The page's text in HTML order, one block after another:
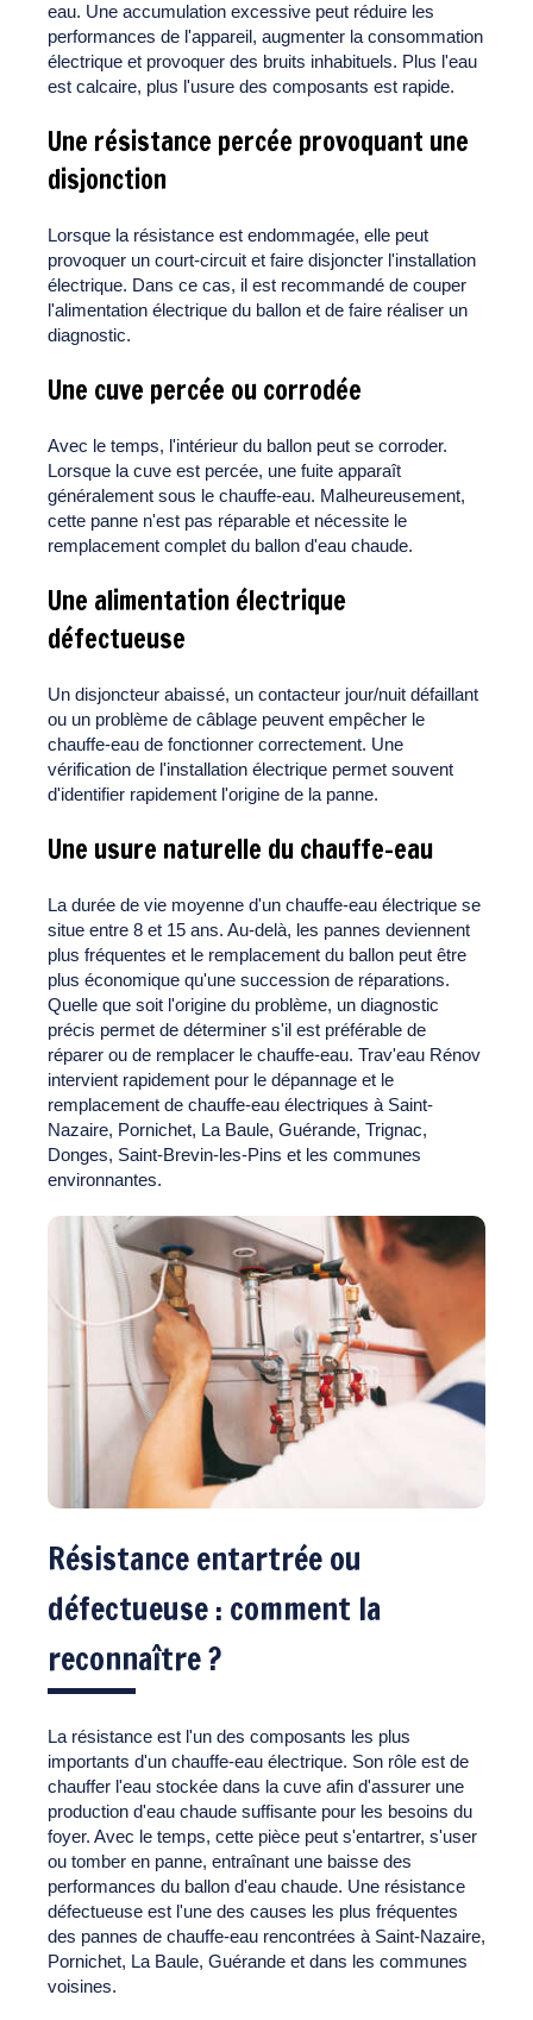
eau. Une accumulation excessive peut réduire les
performances de l'appareil, augmenter la consommation
électrique et provoquer des bruits inhabituels. Plus l'eau
est calcaire, plus l'usure des composants est rapide.
Une résistance percée provoquant une
disjonction
Lorsque la résistance est endommagée, elle peut
provoquer un court-circuit et faire disjoncter l'installation
électrique. Dans ce cas, il est recommandé de couper
l'alimentation électrique du ballon et de faire réaliser un
diagnostic.
Une cuve percée ou corrodée
Avec le temps, l'intérieur du ballon peut se corroder.
Lorsque la cuve est percée, une fuite apparaît
généralement sous le chauffe-eau. Malheureusement,
cette panne n'est pas réparable et nécessite le
remplacement complet du ballon d'eau chaude.
Une alimentation électrique
défectueuse
Un disjoncteur abaissé, un contacteur jour/nuit défaillant
ou un problème de câblage peuvent empêcher le
chauffe-eau de fonctionner correctement. Une
vérification de l'installation électrique permet souvent
d'identifier rapidement l'origine de la panne.
Une usure naturelle du chauffe-eau
La durée de vie moyenne d'un chauffe-eau électrique se
situe entre 8 et 15 ans. Au-delà, les pannes deviennent
plus fréquentes et le remplacement du ballon peut être
plus économique qu'une succession de réparations.
Quelle que soit l'origine du problème, un diagnostic
précis permet de déterminer s'il est préférable de
réparer ou de remplacer le chauffe-eau. Trav'eau Rénov
intervient rapidement pour le dépannage et le
remplacement de chauffe-eau électriques à Saint-
Nazaire, Pornichet, La Baule, Guérande, Trignac,
Donges, Saint-Brevin-les-Pins et les communes
environnantes.
Résistance entartrée ou
défectueuse : comment la
reconnaître ?
La résistance est l'un des composants les plus
importants d'un chauffe-eau électrique. Son rôle est de
chauffer l'eau stockée dans la cuve afin d'assurer une
production d'eau chaude suffisante pour les besoins du
foyer. Avec le temps, cette pièce peut s'entartrer, s'user
ou tomber en panne, entraînant une baisse des
performances du ballon d'eau chaude. Une résistance
défectueuse est l'une des causes les plus fréquentes
des pannes de chauffe-eau rencontrées à Saint-Nazaire,
Pornichet, La Baule, Guérande et dans les communes
voisines.